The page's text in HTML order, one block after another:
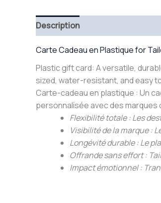
Description
Carte Cadeau en Plastique for
Plastic gift card: A versatile,
sized, water-resistant, and easy
Carte-cadeau en plastique : Un
personnalisée avec des
Flexibilité totale : Les
Visibilité de la marque :
Longévité durable : Le
Offrande sans effort :
Impact émotionnel :